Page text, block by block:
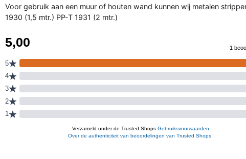
Voor gebruik aan een muur of houten wand kunnen wij metalen
1930 (1,5 mtr.) PP-T 1931 (2 mtr.)